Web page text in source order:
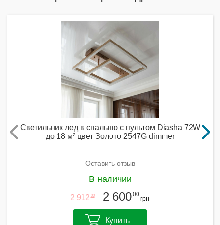
Светильник лед в спальню с пультом Diasha 72W
до 18 м² цвет Золото 2547G dimmer
Оставить отзыв
В наличии
2 912 00 2 60000
грн
Купить